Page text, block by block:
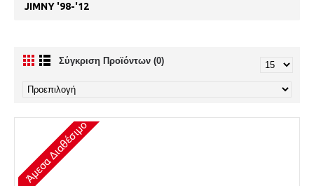
JIMNY '98-'12
Σύγκριση Προϊόντων (0)
Άμεσα Διαθέσιμο